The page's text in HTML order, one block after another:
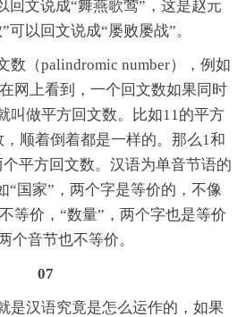
回文说成“舞燕歌莺”，这是赵元
可以回文说成“屡败屡战”。
（palindromic number），例如
网上看到，一个回文数如果同时
叫做平方回文数。比如11的平方
顺着倒着都是一样的。那么1和
平方回文数。汉语为单音节语的
“国家”，两个字是等价的，不像
等价，“数量”，两个字也是等价
个音节也不等价。
07
汉语究竟是怎么运作的，如果